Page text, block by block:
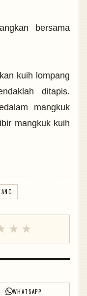
bersama
kuih lompang
ditapis.
mangkuk
mangkuk kuih
★ ★
WHATSAPP